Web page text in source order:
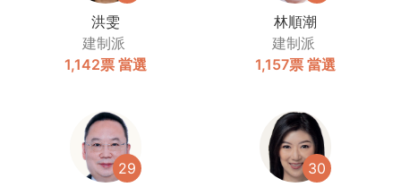
洪雯
建制派
1,142票 當選
林順潮
建制派
1,157票 當選
29
30